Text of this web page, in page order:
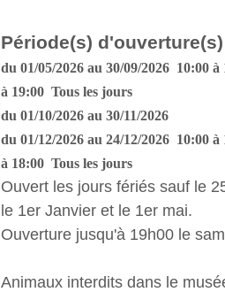
Période(s) d'ouverture(s)
du 01/05/2026 au 30/09/2026 10:00
à 19:00 Tous les jours
du 01/10/2026 au 30/11/2026
du 01/12/2026 au 24/12/2026 10:00
à 18:00 Tous les jours
Ouvert les jours fériés sauf le
le 1er Janvier et le 1er mai.
Ouverture jusqu'à 19h00 le
Animaux interdits dans le